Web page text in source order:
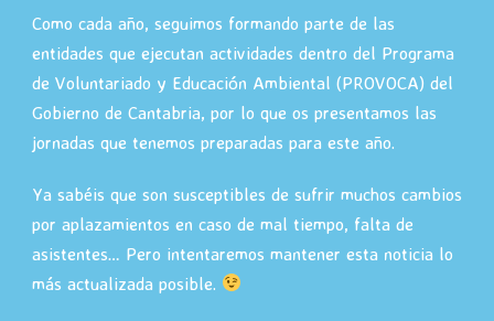
Como cada año, seguimos formando parte de las
entidades que ejecutan actividades dentro del Programa
de Voluntariado y Educación Ambiental (PROVOCA) del
Gobierno de Cantabria, por lo que os presentamos las
jornadas que tenemos preparadas para este año.
Ya sabéis que son susceptibles de sufrir muchos cambios
por aplazamientos en caso de mal tiempo, falta de
asistentes… Pero intentaremos mantener esta noticia lo
más actualizada posible.